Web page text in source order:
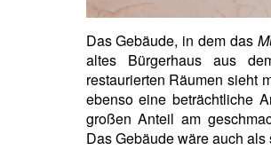
Das Gebäude, in dem das
altes Bürgerhaus aus
restaurierten Räumen sieht
ebenso eine beträchtliche
großen Anteil am
Das Gebäude wäre auch